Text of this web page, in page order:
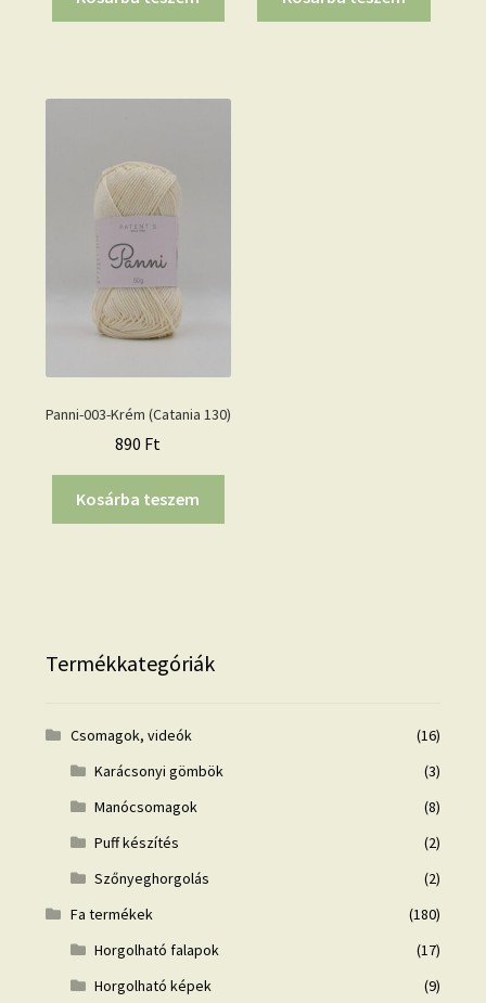
Panni-003-Krém (Catania 130)
890 Ft
Kosárba teszem
Termékkategóriák
Csomagok, videók
(16)
Karácsonyi gömbök
(3)
Manócsomagok
(8)
Puff készítés
(2)
Szőnyeghorgolás
(2)
Fa termékek
(180)
Horgolható falapok
(17)
Horgolható képek
(9)